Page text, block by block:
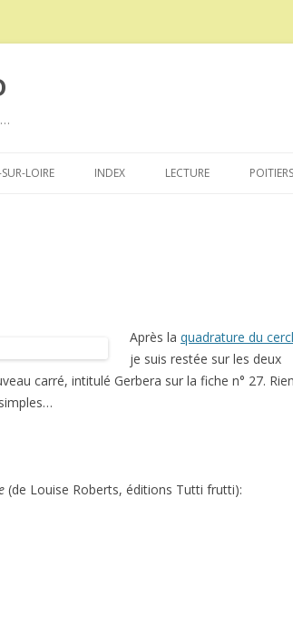
au
LOIRE INDEX LECTURE
Après la quadrature du
je suis restée sur les deux
carré, intitulé Gerbera sur la fiche n° 27. Rien
(de Louise Roberts, éditions Tutti frutti):